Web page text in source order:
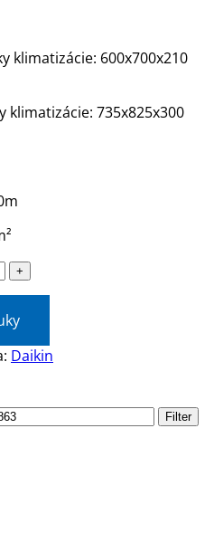
klimatizácie: 600x700x210
klimatizácie: 735x825x300
Daikin
Filter